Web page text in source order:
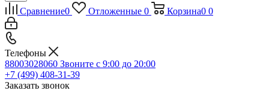
Сравнение0 Отложенные 0 Корзина0 0
Телефоны
88003028060 Звоните с 9:00 до 20:00
+7 (499) 408-31-39
Заказать звонок